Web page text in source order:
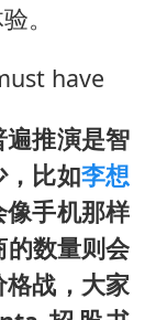
。
have
推演是智
比如李想
手机那样
的数量则会
战，大家